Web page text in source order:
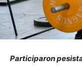
Participaron